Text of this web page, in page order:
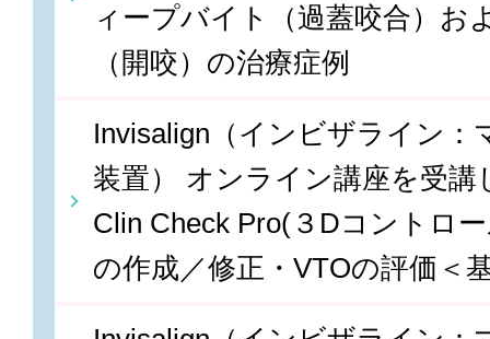
ィープバイト（過蓋咬合）お
（開咬）の治療症例
Invisalign（インビザライン：
装置） オンライン講座を受講
Clin Check Pro(３Dコントロ
の作成／修正・VTOの評価＜